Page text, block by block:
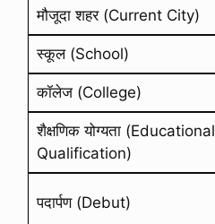
मौजूदा शहर (Current City)
स्कूल (School)
कॉलेज (College)
शैक्षणिक योग्यता (Educational
Qualification)
पदार्पण (Debut)